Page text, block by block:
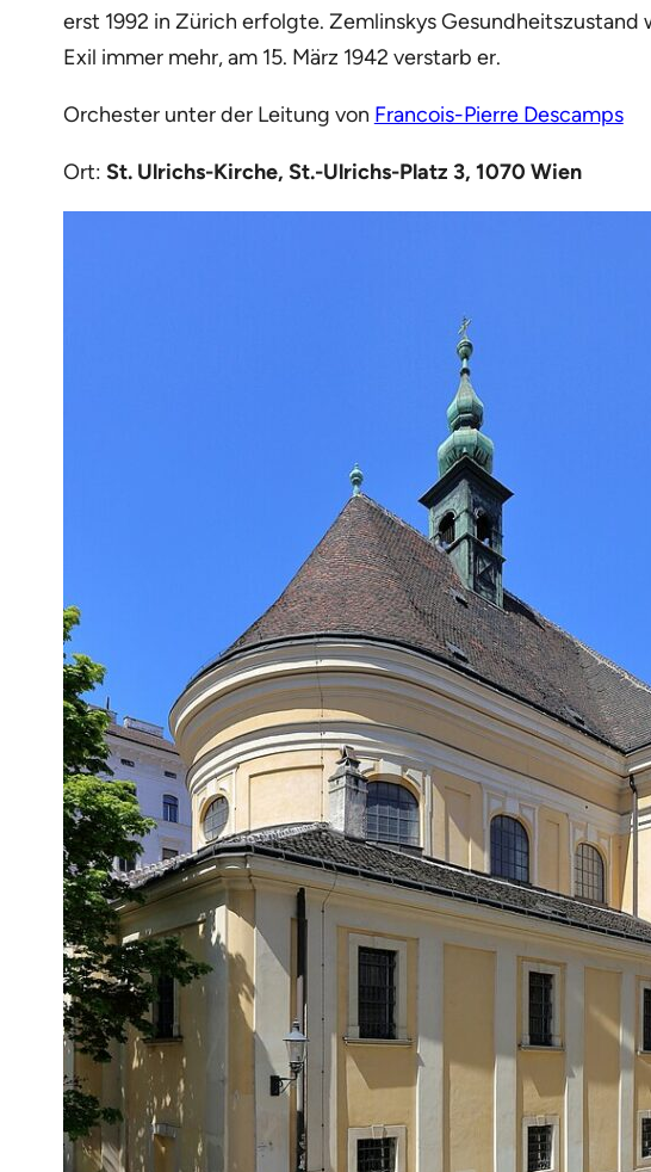
erst 1992 in Zürich erfolgte. Zemlinskys
Exil immer mehr, am 15. März 1942 verstarb er.
Orchester unter der Leitung von Francois-Pierre Descamps
Ort: St. Ulrichs-Kirche, St.-Ulrichs-Platz 3, 1070 Wien